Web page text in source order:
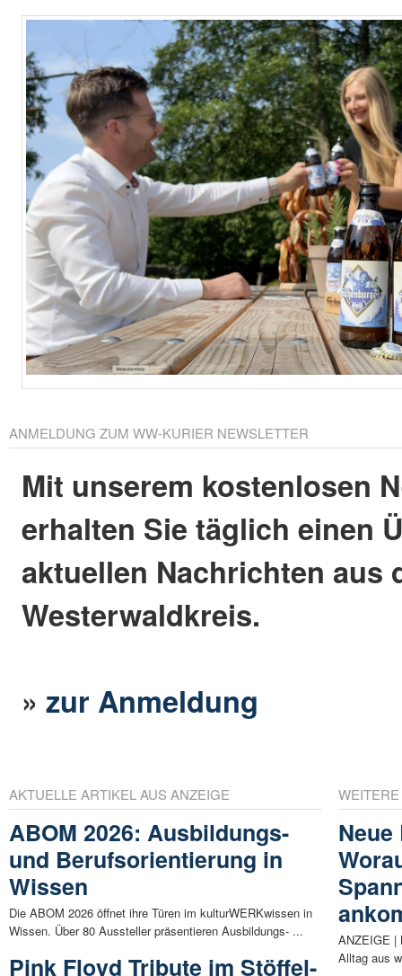
ANMELDUNG ZUM WW-KURIER NEWSLETTER
Mit unserem kostenlosen
erhalten Sie täglich einen
aktuellen Nachrichten aus
Westerwaldkreis.
»zur Anmeldung
AKTUELLE ARTIKEL AUS ANZEIGE
ABOM 2026: Ausbildungs-
und Berufsorientierung in
Wissen
Die ABOM 2026 öffnet ihre Türen im kulturWERKwissen in
Wissen. Über 80 Aussteller präsentieren Ausbildungs- ...
Pink Floyd Tribute im Stöffel-
ANZEIGE |
Alltag aus